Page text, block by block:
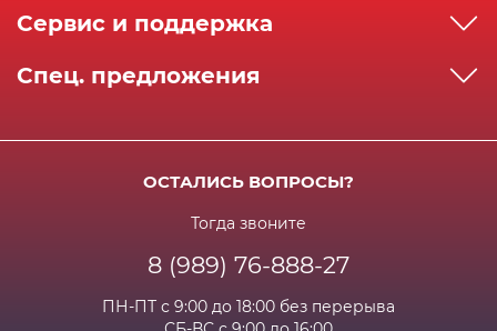
Сервисный центр
Сервис и поддержка
Доставка
Возрат и гарантия
Спец. предложения
Часто задаваемые вопросы
ОСТАЛИСЬ ВОПРОСЫ?
Тогда звоните
8 (989) 76-888-27
ПН-ПТ с 9:00 до 18:00 без перерыва